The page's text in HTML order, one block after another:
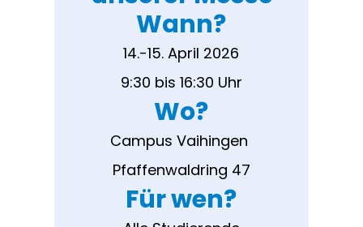
Wann?
14.-15. April 2026
9:30 bis 16:30 Uhr
Wo?
Campus Vaihingen
Pfaffenwaldring 47
Für wen?